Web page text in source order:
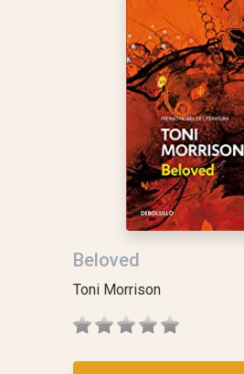
Beloved
Toni Morrison